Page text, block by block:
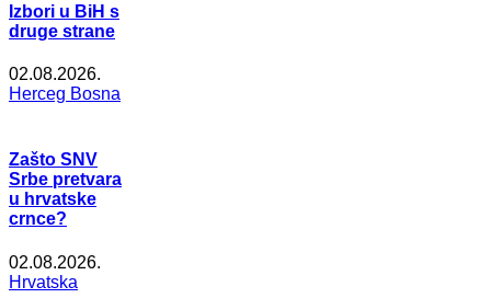
Izbori u BiH s
druge strane
02.08.2026.
Herceg Bosna
Zašto SNV
Srbe pretvara
u hrvatske
crnce?
02.08.2026.
Hrvatska